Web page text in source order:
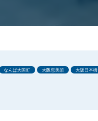
なんば大国町 大阪恵美須 大阪日本橋